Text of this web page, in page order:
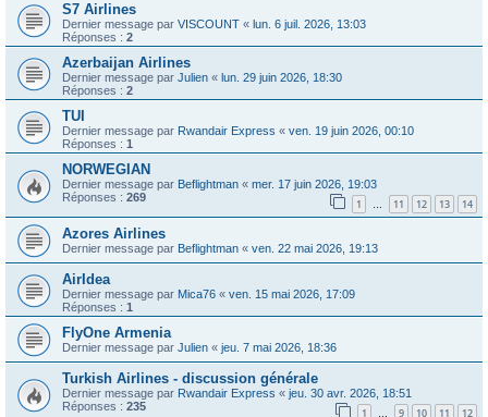
S7 Airlines
Dernier message par VISCOUNT « lun. 6 juil. 2026, 13:03
Réponses : 2
Azerbaijan Airlines
Dernier message par Julien « lun. 29 juin 2026, 18:30
Réponses : 2
TUI
Dernier message par Rwandair Express « ven. 19 juin 2026, 00:10
Réponses : 1
NORWEGIAN
Dernier message par Beflightman « mer. 17 juin 2026, 19:03
Réponses : 269 1 … 11 12 13 14
Azores Airlines
Dernier message par Beflightman « ven. 22 mai 2026, 19:13
AirIdea
Dernier message par Mica76 « ven. 15 mai 2026, 17:09
Réponses : 1
FlyOne Armenia
Dernier message par Julien « jeu. 7 mai 2026, 18:36
Turkish Airlines - discussion générale
Dernier message par Rwandair Express « jeu. 30 avr. 2026, 18:51
Réponses : 235 1 … 9 10 11 12